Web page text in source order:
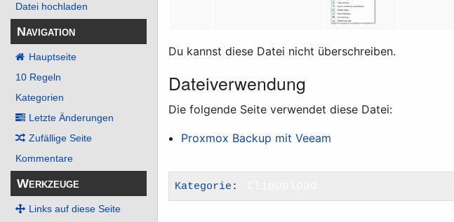
Datei hochladen
Navigation
Hauptseite
10 Regeln
Kategorien
Letzte Änderungen
Zufällige Seite
Kommentare
Werkzeuge
Links auf diese Seite
Du kannst diese Datei nicht überschreiben.
Dateiverwendung
Die folgende Seite verwendet diese Datei:
Proxmox Backup mit Veeam
Kategorie :